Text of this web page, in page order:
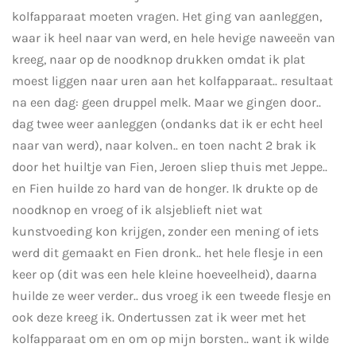
kolfapparaat moeten vragen. Het ging van aanleggen,
waar ik heel naar van werd, en hele hevige naweeën van
kreeg, naar op de noodknop drukken omdat ik plat
moest liggen naar uren aan het kolfapparaat.. resultaat
na een dag: geen druppel melk. Maar we gingen door..
dag twee weer aanleggen (ondanks dat ik er echt heel
naar van werd), naar kolven.. en toen nacht 2 brak ik
door het huiltje van Fien, Jeroen sliep thuis met Jeppe..
en Fien huilde zo hard van de honger. Ik drukte op de
noodknop en vroeg of ik alsjeblieft niet wat
kunstvoeding kon krijgen, zonder een mening of iets
werd dit gemaakt en Fien dronk.. het hele flesje in een
keer op (dit was een hele kleine hoeveelheid), daarna
huilde ze weer verder.. dus vroeg ik een tweede flesje en
ook deze kreeg ik. Ondertussen zat ik weer met het
kolfapparaat om en om op mijn borsten.. want ik wilde